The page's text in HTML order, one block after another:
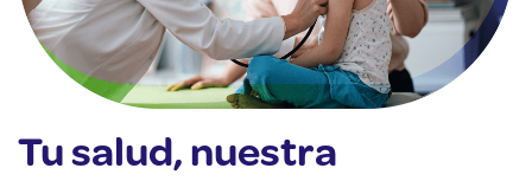
Tu salud, nuestra